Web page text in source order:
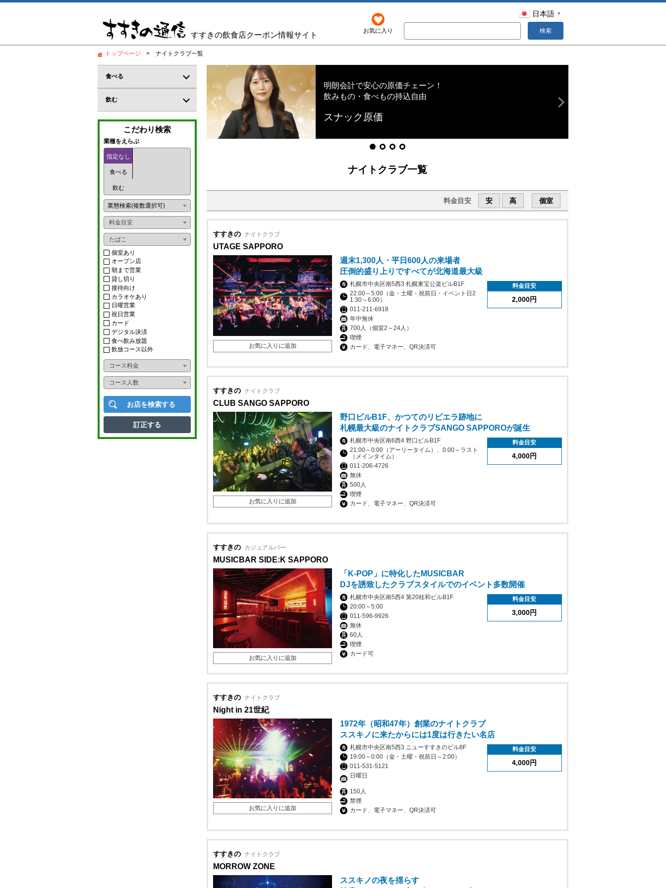
すすきの飲食店クーポン情報サイト お気に入り
日本語 ▼
検索
トップページ ナイトクラブ一覧
クーポンは60分コミコミ3,000円
Diable～ディアブル～
明朗会計で安心の原価チェーン！
飲みもの・食べもの持込自由
スナック原価
ナイトクラブ一覧
料金目安 安 高 個室
すすきの ナイトクラブ
UTAGE SAPPORO
お気に入りに追加
週末1,300人・平日600人の来場者
圧倒的盛り上りですべてが北海道最大級
札幌市中央区南5西3 札幌東宝公楽ビルB1F
22:00～5:00（金・土曜・祝前日・イベント日2
1:30～6:00）
011-211-6918
年中無休
700人（個室2～24人）
喫煙
カード、電子マネー、QR決済可
料金目安
2,000円
すすきの ナイトクラブ
CLUB SANGO SAPPORO
お気に入りに追加
野口ビルB1F、かつてのリビエラ跡地に
札幌最大級のナイトクラブSANGO SAPPOROが誕生
札幌市中央区南6西4 野口ビルB1F
21:00～0:00（アーリータイム）、0:00～ラスト
（メインタイム）
011-206-4726
無休
500人
喫煙
カード、電子マネー、QR決済可
料金目安
4,000円
すすきの カジュアルバー
MUSICBAR SIDE:K SAPPORO
お気に入りに追加
「K-POP」に特化したMUSICBAR
DJを誘致したクラブスタイルでのイベント多数開催
札幌市中央区南5西4 第20桂和ビルB1F
20:00～5:00
011-596-9926
無休
60人
喫煙
カード可
料金目安
3,000円
すすきの ナイトクラブ
Night in 21世紀
お気に入りに追加
1972年（昭和47年）創業のナイトクラブ
ススキノに来たからには1度は行きたい名店
札幌市中央区南5西3 ニューすすきのビル8F
19:00～0:00（金・土曜・祝前日～2:00）
011-531-5121
日曜日
150人
禁煙
カード、電子マネー、QR決済可
料金目安
4,000円
すすきの ナイトクラブ
MORROW ZONE
ススキノの夜を揺らす
食べる
居酒屋
郷土料理
鍋料理
創作料理
海鮮料理
炉端
おばんざい
ダイニングバー
イタリアン
フレンチ
アジアンフード
タイ料理
中華料理
韓国料理
多国籍料理
寿司
かに料理
うなぎ
飲む
バー
カジュアルバー
コンカフェ
ガールズバー
パブ
パブスナック
ライブ
ショー
カラオケボックス
ナイトクラブ
スナック
ニュークラブ
ラウンジ
こだわり検索
業種をえらぶ
指定なし
食べる
飲む
業態検索(複数選択可)
料金目安
たばこ
個室あり
オープン店
朝まで営業
貸し切り
接待向け
カラオケあり
日曜営業
祝日営業
カード
デジタル決済
食べ飲み放題
飲放コース以外
コース料金
コース人数
お店を検索する
訂正する